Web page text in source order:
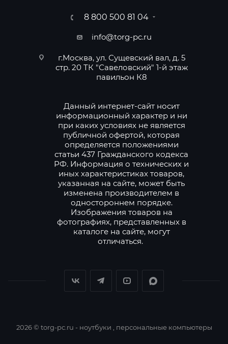
8 800 500 81 04
info@torg-pc.ru
г.Москва, ул. Сущевский вал, д. 5
стр. 20 ТК "Савеловский" 1-й этаж
павильон К8
Данный интернет-сайт носит
информационный характер и ни
при каких условиях не является
публичной офертой, которая
определяется положениями
статьи 437 Гражданского кодекса
РФ. Информация о технических и
иных характеристиках товаров,
указанная на сайте, может быть
изменена производителем в
одностороннем порядке.
Изображения товаров на
фотографиях, представленных в
каталоге на сайте, могут
отличаться.
2026 © torg-pc.ru - ноутбуки , персональные компьютеры